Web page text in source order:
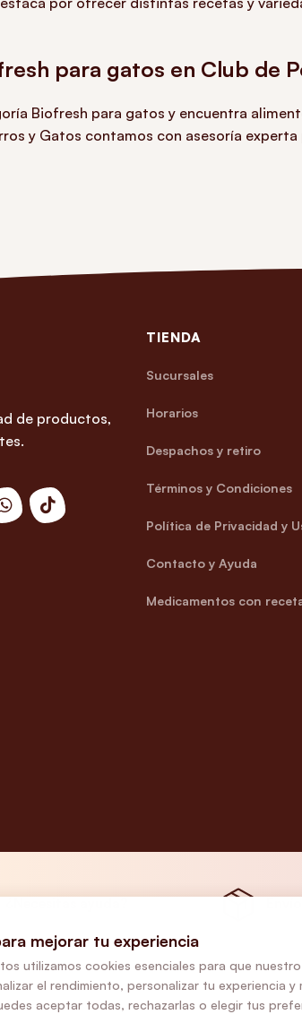
para gatos en Club de
Biofresh para gatos y encuentra
y Gatos contamos con asesoría
de productos,
TIENDA
Sucursales
Horarios
Despachos y retiro
Términos y Condiciones
Política de Privacidad y
Contacto y Ayuda
Medicamentos con
mejorar tu experiencia
utilizamos cookies esenciales para que
el rendimiento, personalizar tu experiencia y
aceptar todas, rechazarlas o elegir tus